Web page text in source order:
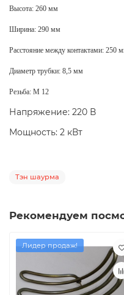
Высота: 260 мм
Ширина: 290 мм
Расстояние между контактами: 250
Диаметр трубки: 8,5 мм
Резьба: M 12
Напряжение: 220 В
Мощность: 2 кВт
Тэн шаурма
Рекомендуем
Лидер продаж!